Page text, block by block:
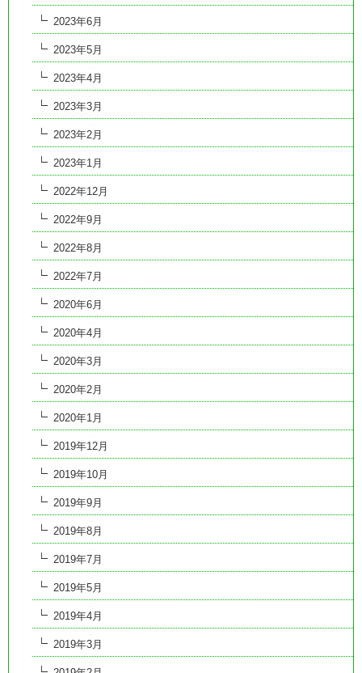
2023年6月
2023年5月
2023年4月
2023年3月
2023年2月
2023年1月
2022年12月
2022年9月
2022年8月
2022年7月
2020年6月
2020年4月
2020年3月
2020年2月
2020年1月
2019年12月
2019年10月
2019年9月
2019年8月
2019年7月
2019年5月
2019年4月
2019年3月